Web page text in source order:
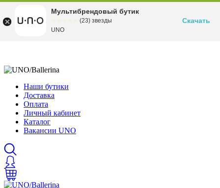
Наши бутики
Доставка
Оплата
Личный кабинет
Каталог
Вакансии UNO
Мультибрендовый бутик
(23) звезды
UNO
Скачать